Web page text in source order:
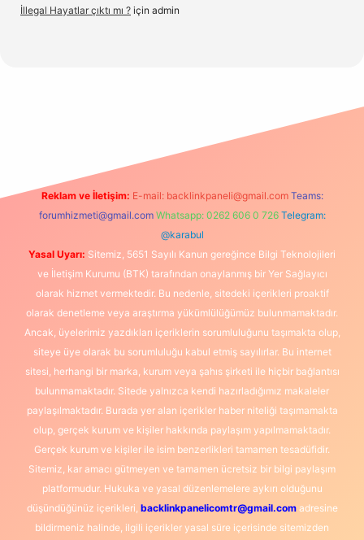
İllegal Hayatlar çıktı mı ? için admin
Reklam ve İletişim: E-mail: backlinkpaneli@gmail.com Teams:
forumhizmeti@gmail.com Whatsapp: 0262 606 0 726 Telegram:
@karabul
Yasal Uyarı: Sitemiz, 5651 Sayılı Kanun gereğince Bilgi Teknolojileri
ve İletişim Kurumu (BTK) tarafından onaylanmış bir Yer Sağlayıcı
olarak hizmet vermektedir. Bu nedenle, sitedeki içerikleri proaktif
olarak denetleme veya araştırma yükümlülüğümüz bulunmamaktadır.
Ancak, üyelerimiz yazdıkları içeriklerin sorumluluğunu taşımakta olup,
siteye üye olarak bu sorumluluğu kabul etmiş sayılırlar. Bu internet
sitesi, herhangi bir marka, kurum veya şahıs şirketi ile hiçbir bağlantısı
bulunmamaktadır. Sitede yalnızca kendi hazırladığımız makaleler
paylaşılmaktadır. Burada yer alan içerikler haber niteliği taşımamakta
olup, gerçek kurum ve kişiler hakkında paylaşım yapılmamaktadır.
Gerçek kurum ve kişiler ile isim benzerlikleri tamamen tesadüfidir.
Sitemiz, kar amacı gütmeyen ve tamamen ücretsiz bir bilgi paylaşım
platformudur. Hukuka ve yasal düzenlemelere aykırı olduğunu
düşündüğünüz içerikleri, backlinkpanelicomtr@gmail.comadresine
bildirmeniz halinde, ilgili içerikler yasal süre içerisinde sitemizden